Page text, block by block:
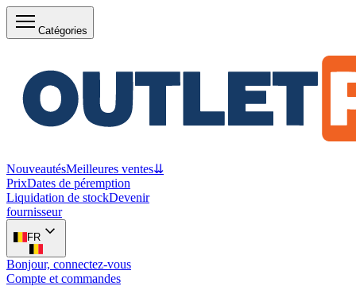
Catégories
NouveautésMeilleures ventes⇊
PrixDates de péremption
Liquidation de stockDevenir
fournisseur
FR
Bonjour, connectez-vous
Compte et commandes